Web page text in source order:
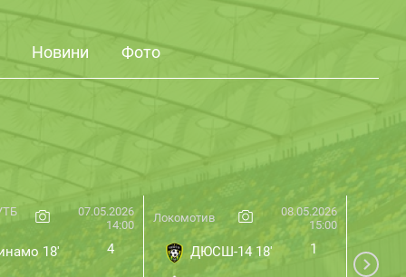
Новини Фото
07.05.2026
14:00
18' 4
Локомотив
08.05.2026
15:00
ДЮСШ-14 18' 1